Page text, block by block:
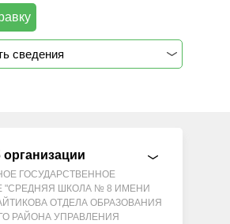
сведения
ГОСУДАРСТВЕННОЕ
"СРЕДНЯЯ ШКОЛА № 8 ИМЕНИ
ОТДЕЛА ОБРАЗОВАНИЯ
РАЙОНА УПРАВЛЕНИЯ